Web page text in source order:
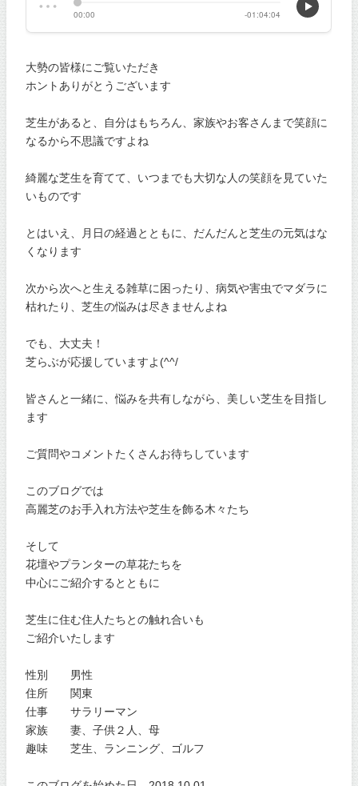
大勢の皆様にご覧いただき
ホントありがとうございます
芝生があると、自分はもちろん、家族やお客さんまで笑顔に
なるから不思議ですよね
綺麗な芝生を育てて、いつまでも大切な人の笑顔を見ていた
いものです
とはいえ、月日の経過とともに、だんだんと芝生の元気はな
くなります
次から次へと生える雑草に困ったり、病気や害虫でマダラに
枯れたり、芝生の悩みは尽きませんよね
でも、大丈夫！
芝らぶが応援していますよ(^^/
皆さんと一緒に、悩みを共有しながら、美しい芝生を目指し
ます
ご質問やコメントたくさんお待ちしています
このブログでは
高麗芝のお手入れ方法や芝生を飾る木々たち
そして
花壇やプランターの草花たちを
中心にご紹介するとともに
芝生に住む住人たちとの触れ合いも
ご紹介いたします
性別 男性
住所 関東
仕事 サラリーマン
家族 妻、子供２人、母
趣味 芝生、ランニング、ゴルフ